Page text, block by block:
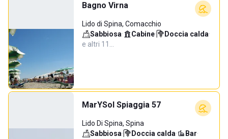
Bagno Virna
Lido di Spina, Comacchio
Sabbiosa· Cabine· Doccia calda·
e altri 11…
MarYSol Spiaggia 57
Lido Di Spina, Spina
Sabbiosa· Doccia calda· Bar·